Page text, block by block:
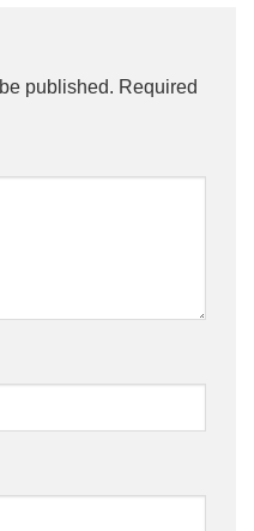
published. Required